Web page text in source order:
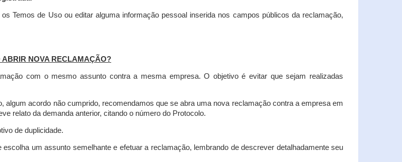
Temos de Uso ou editar alguma informação pessoal inserida nos campos públicos da reclamação,
NOVA RECLAMAÇÃO?
com o mesmo assunto contra a mesma empresa. O objetivo é evitar que sejam realizadas
acordo não cumprido, recomendamos que se abra uma nova reclamação contra a empresa em
relato da demanda anterior, citando o número do Protocolo.
de duplicidade.
um assunto semelhante e efetuar a reclamação, lembrando de descrever detalhadamente seu